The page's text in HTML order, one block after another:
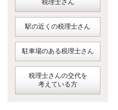
税理士さん
駅の近くの税理士さん
駐車場のある税理士さん
税理士さんの交代を
考えている方